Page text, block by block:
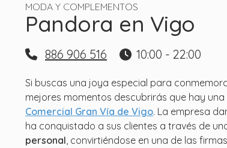
MODA Y COMPLEMENTOS
Pandora en Vigo
886 906 516 10:00 - 22:00
Si buscas una joya especial para
mejores momentos descubrirás que hay una
Comercial Gran Vía de Vigo. La empresa
ha conquistado a sus clientes a través de
personal, convirtiéndose en una de las